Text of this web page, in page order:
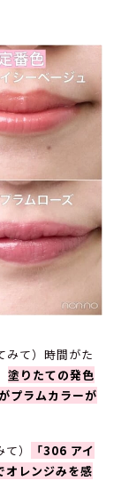
みて）時間がた
塗りたての発色
プラムカラーが
）
「306 アイ
オレンジみを感